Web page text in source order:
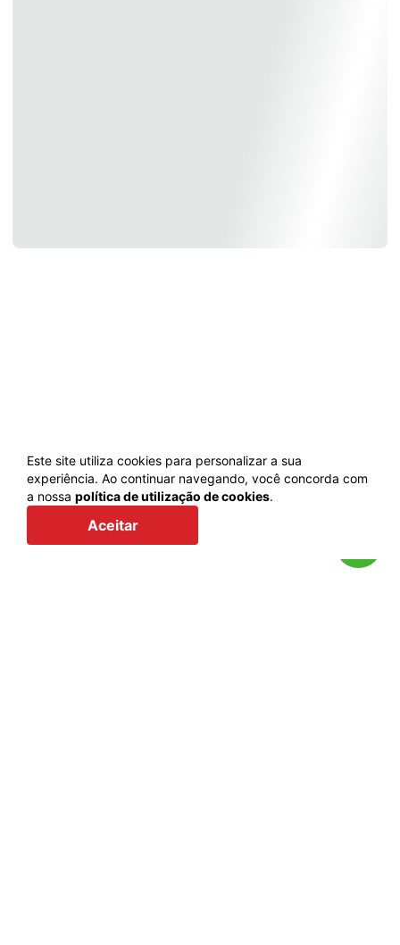
Este site utiliza cookies para personalizar a sua
experiência. Ao continuar navegando, você concorda com
a nossa política de utilização de cookies.
Aceitar